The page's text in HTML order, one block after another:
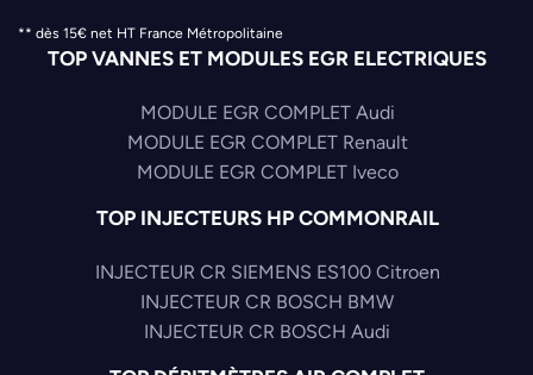
** dès 15€ net HT France Métropolitaine
TOP VANNES ET MODULES EGR ELECTRIQUES
MODULE EGR COMPLET Audi
MODULE EGR COMPLET Renault
MODULE EGR COMPLET Iveco
TOP INJECTEURS HP COMMONRAIL
INJECTEUR CR SIEMENS ES100 Citroen
INJECTEUR CR BOSCH BMW
INJECTEUR CR BOSCH Audi